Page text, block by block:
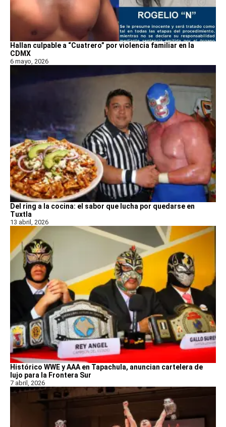
Hallan culpable a “Cuatrero” por violencia familiar en la
CDMX
6 mayo, 2026
Del ring a la cocina: el sabor que lucha por quedarse en
Tuxtla
13 abril, 2026
Histórico WWE y AAA en Tapachula, anuncian cartelera de
lujo para la Frontera Sur
7 abril, 2026